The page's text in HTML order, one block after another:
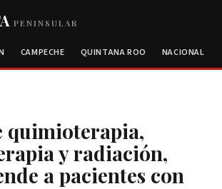
PENINSULAR
CAMPECHE QUINTANA ROO NACIONAL
quimioterapia,
y radiación,
a pacientes con